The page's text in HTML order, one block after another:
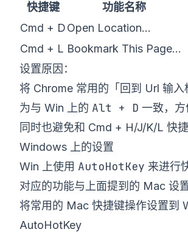
快捷键
功能名称
Cmd + DOpen Location…
Cmd + L Bookmark This Page…
设置原因：
将 Chrome 常用的「回到 Url 输入
为与 Win 上的 Alt + D 一致，
同时也避免和 Cmd + H/J/K/L 快捷
Windows 上的设置
Win 上使用 AutoHotKey 来进行
对应的功能与上面提到的 Mac 设
将常用的 Mac 快捷键操作设置到
AutoHotKey